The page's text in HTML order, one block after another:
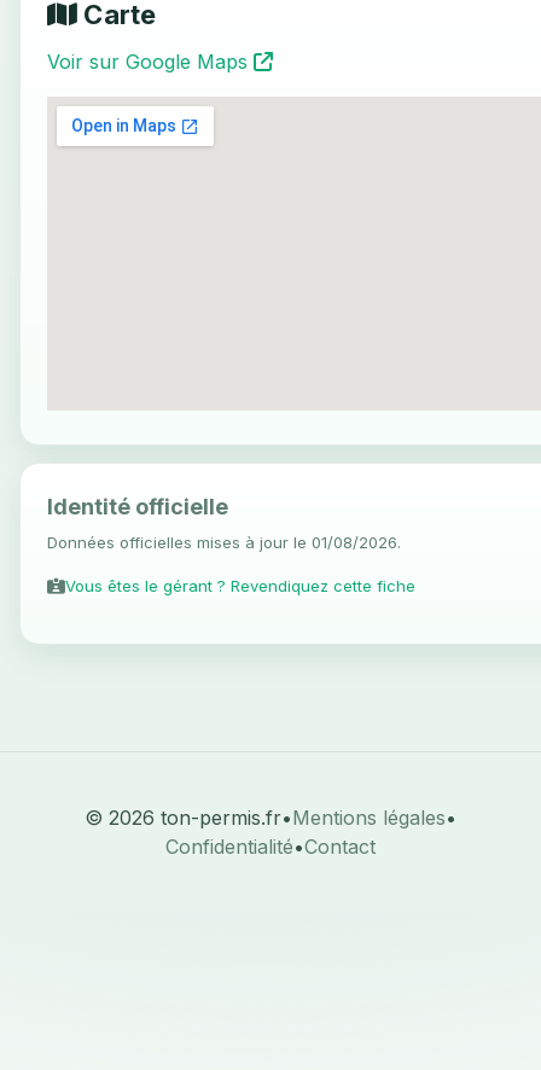
Carte
Voir sur Google Maps
Identité officielle
Données officielles mises à jour le 01/08/2026.
Vous êtes le gérant ? Revendiquez cette fiche
© 2026 ton-permis.fr•Mentions légales•
Confidentialité•Contact